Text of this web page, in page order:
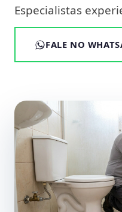
Especialistas
FALE NO